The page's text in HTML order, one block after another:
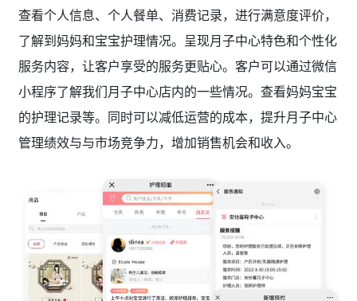
查看个人信息、个人餐单、消费记录，进行满意度评价，
了解到妈妈和宝宝护理情况。呈现月子中心特色和个性化
服务内容，让客户享受的服务更贴心。客户可以通过微信
小程序了解我们月子中心店内的一些情况。查看妈妈宝宝
的护理记录等。同时可以减低运营的成本，提升月子中心
管理绩效与与市场竞争力，增加销售机会和收入。